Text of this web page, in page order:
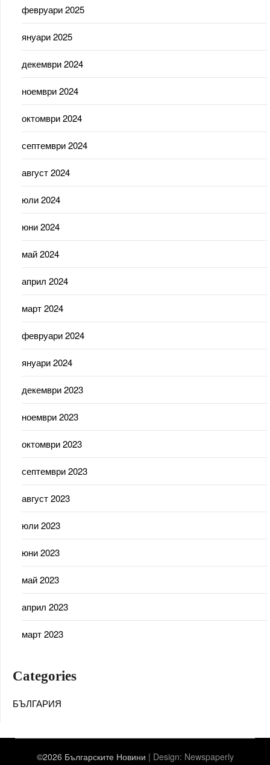
февруари 2025
януари 2025
декември 2024
ноември 2024
октомври 2024
септември 2024
август 2024
юли 2024
юни 2024
май 2024
април 2024
март 2024
февруари 2024
януари 2024
декември 2023
ноември 2023
октомври 2023
септември 2023
август 2023
юли 2023
юни 2023
май 2023
април 2023
март 2023
Categories
БЪЛГАРИЯ
©2026 Българските Новини | Design: Newspaperly